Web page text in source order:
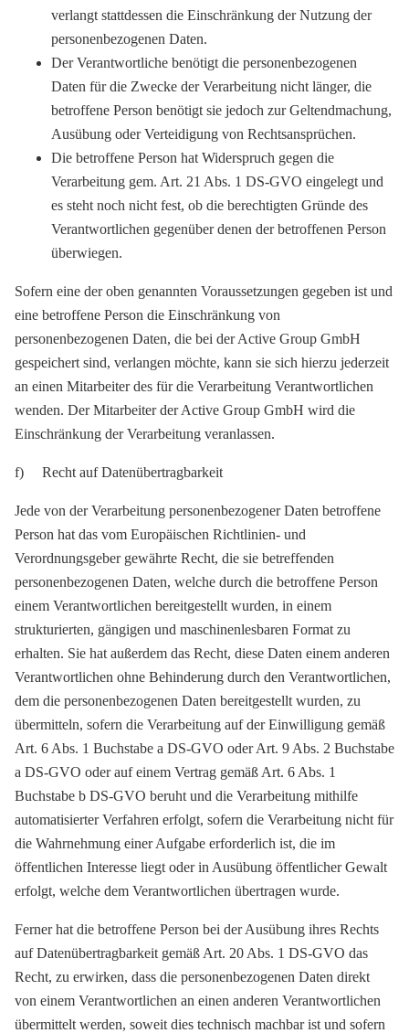
verlangt stattdessen die Einschränkung der Nutzung der
personenbezogenen Daten.
Der Verantwortliche benötigt die personenbezogenen
Daten für die Zwecke der Verarbeitung nicht länger, die
betroffene Person benötigt sie jedoch zur Geltendmachung,
Ausübung oder Verteidigung von Rechtsansprüchen.
Die betroffene Person hat Widerspruch gegen die
Verarbeitung gem. Art. 21 Abs. 1 DS-GVO eingelegt und
es steht noch nicht fest, ob die berechtigten Gründe des
Verantwortlichen gegenüber denen der betroffenen Person
überwiegen.
Sofern eine der oben genannten Voraussetzungen gegeben ist und
eine betroffene Person die Einschränkung von
personenbezogenen Daten, die bei der Active Group GmbH
gespeichert sind, verlangen möchte, kann sie sich hierzu jederzeit
an einen Mitarbeiter des für die Verarbeitung Verantwortlichen
wenden. Der Mitarbeiter der Active Group GmbH wird die
Einschränkung der Verarbeitung veranlassen.
f) Recht auf Datenübertragbarkeit
Jede von der Verarbeitung personenbezogener Daten betroffene
Person hat das vom Europäischen Richtlinien- und
Verordnungsgeber gewährte Recht, die sie betreffenden
personenbezogenen Daten, welche durch die betroffene Person
einem Verantwortlichen bereitgestellt wurden, in einem
strukturierten, gängigen und maschinenlesbaren Format zu
erhalten. Sie hat außerdem das Recht, diese Daten einem anderen
Verantwortlichen ohne Behinderung durch den Verantwortlichen,
dem die personenbezogenen Daten bereitgestellt wurden, zu
übermitteln, sofern die Verarbeitung auf der Einwilligung gemäß
Art. 6 Abs. 1 Buchstabe a DS-GVO oder Art. 9 Abs. 2 Buchstabe
a DS-GVO oder auf einem Vertrag gemäß Art. 6 Abs. 1
Buchstabe b DS-GVO beruht und die Verarbeitung mithilfe
automatisierter Verfahren erfolgt, sofern die Verarbeitung nicht für
die Wahrnehmung einer Aufgabe erforderlich ist, die im
öffentlichen Interesse liegt oder in Ausübung öffentlicher Gewalt
erfolgt, welche dem Verantwortlichen übertragen wurde.
Ferner hat die betroffene Person bei der Ausübung ihres Rechts
auf Datenübertragbarkeit gemäß Art. 20 Abs. 1 DS-GVO das
Recht, zu erwirken, dass die personenbezogenen Daten direkt
von einem Verantwortlichen an einen anderen Verantwortlichen
übermittelt werden, soweit dies technisch machbar ist und sofern